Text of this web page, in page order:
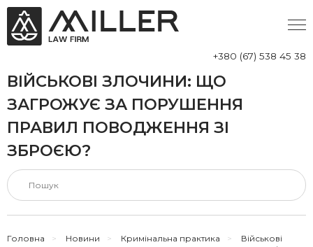
+380 (67) 538 45 38
ВІЙСЬКОВІ ЗЛОЧИНИ: ЩО
ЗАГРОЖУЄ ЗА ПОРУШЕННЯ
ПРАВИЛ ПОВОДЖЕННЯ ЗІ
ЗБРОЄЮ?
Головна > Новини > Кримінальна практика >
Військові